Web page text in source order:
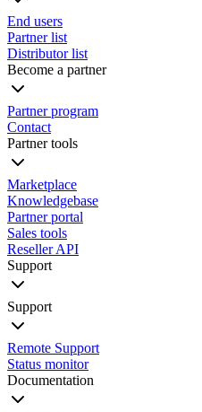
End users
Partner list
Distributor list
Become a partner
Partner program
Contact
Partner tools
Marketplace
Knowledgebase
Partner portal
Sales tools
Reseller API
Support
Support
Remote Support
Status monitor
Documentation